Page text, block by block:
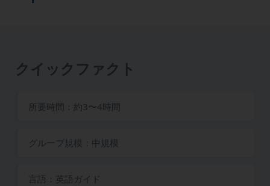
クイックファクト
所要時間：約3〜4時間
グループ規模：中規模
言語：英語ガイド